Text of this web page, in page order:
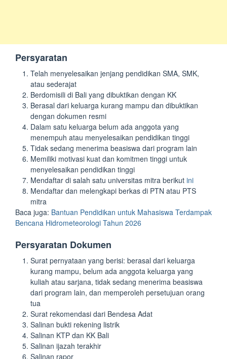
Persyaratan
Telah menyelesaikan jenjang pendidikan SMA, SMK,
atau sederajat
Berdomisili di Bali yang dibuktikan dengan KK
Berasal dari keluarga kurang mampu dan dibuktikan
dengan dokumen resmi
Dalam satu keluarga belum ada anggota yang
menempuh atau menyelesaikan pendidikan tinggi
Tidak sedang menerima beasiswa dari program lain
Memiliki motivasi kuat dan komitmen tinggi untuk
menyelesaikan pendidikan tinggi
Mendaftar di salah satu universitas mitra berikut ini
Mendaftar dan melengkapi berkas di PTN atau PTS
mitra
Baca juga: Bantuan Pendidikan untuk Mahasiswa Terdampak
Bencana Hidrometeorologi Tahun 2026
Persyaratan Dokumen
Surat pernyataan yang berisi: berasal dari keluarga
kurang mampu, belum ada anggota keluarga yang
kuliah atau sarjana, tidak sedang menerima beasiswa
dari program lain, dan memperoleh persetujuan orang
tua
Surat rekomendasi dari Bendesa Adat
Salinan bukti rekening listrik
Salinan KTP dan KK Bali
Salinan ijazah terakhir
Salinan rapor